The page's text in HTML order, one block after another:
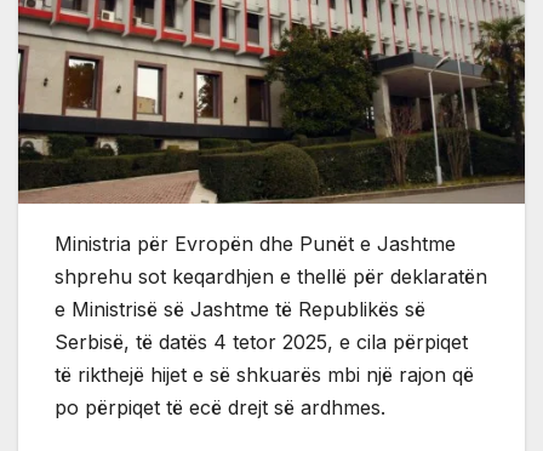
Ministria për Evropën dhe Punët e Jashtme
shprehu sot keqardhjen e thellë për deklaratën
e Ministrisë së Jashtme të Republikës së
Serbisë, të datës 4 tetor 2025, e cila përpiqet
të rikthejë hijet e së shkuarës mbi një rajon që
po përpiqet të ecë drejt së ardhmes.